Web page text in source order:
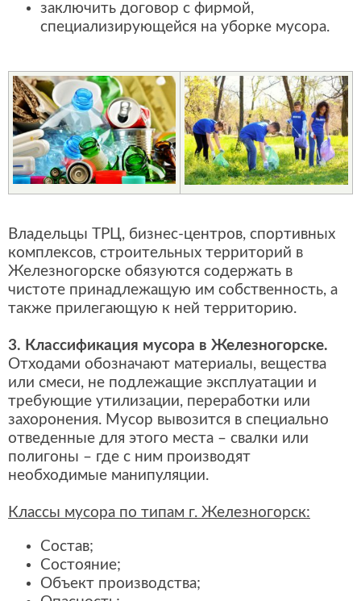
заключить договор с фирмой,
специализирующейся на уборке мусора.
Владельцы ТРЦ, бизнес-центров, спортивных
комплексов, строительных территорий в
Железногорске обязуются содержать в
чистоте принадлежащую им собственность, а
также прилегающую к ней территорию.
3. Классификация мусора в Железногорске.
Отходами обозначают материалы, вещества
или смеси, не подлежащие эксплуатации и
требующие утилизации, переработки или
захоронения. Мусор вывозится в специально
отведенные для этого места – свалки или
полигоны – где с ним производят
необходимые манипуляции.
Классы мусора по типам г. Железногорск:
Состав;
Состояние;
Объект производства;